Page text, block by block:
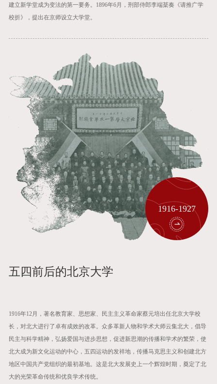
建立新学堂成为变法的第一要务。1896年6月，刑部侍郎李端棻奏《请推广学
校折》，提出在京师设立大学堂。
1916-1927
五四前后的北京大学
1916年12月，著名教育家、思想家、民主主义革命家蔡元培出任北京大学校
长，对北大进行了卓有成效的改革。众多革新人物和学术大师云集北大，倡导
民主与科学精神，弘扬爱国与进步思想，促进新思潮的传播和学术的繁荣，使
北大成为新文化运动的中心，五四运动的发祥地，传播马克思主义和创建北方
地区中国共产党组织的最初基地。这是北大发展史上一个辉煌时期，奠定了北
大的光荣革命传统和优良学术传统。